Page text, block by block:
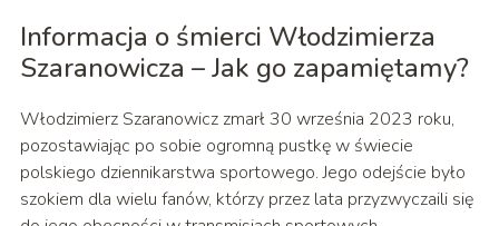
Informacja o śmierci Włodzimierza
Szaranowicza – Jak go zapamiętamy?
Włodzimierz Szaranowicz zmarł 30 września 2023 roku,
pozostawiając po sobie ogromną pustkę w świecie
polskiego dziennikarstwa sportowego. Jego odejście było
szokiem dla wielu fanów, którzy przez lata przyzwyczaili się